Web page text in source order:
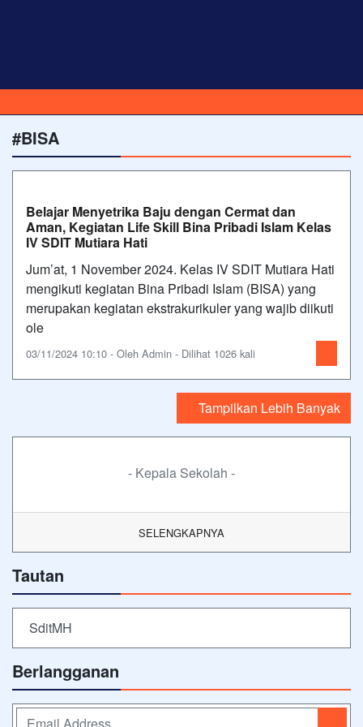
#BISA
Belajar Menyetrika Baju dengan Cermat dan
Aman, Kegiatan Life Skill Bina Pribadi Islam Kelas
IV SDIT Mutiara Hati
Jum’at, 1 November 2024. Kelas IV SDIT Mutiara Hati
mengikuti kegiatan Bina Pribadi Islam (BISA) yang
merupakan kegiatan ekstrakurikuler yang wajib diikuti
ole
03/11/2024 10:10 - Oleh Admin - Dilihat 1026 kali
Tampilkan Lebih Banyak
- Kepala Sekolah -
SELENGKAPNYA
Tautan
SditMH
Berlangganan